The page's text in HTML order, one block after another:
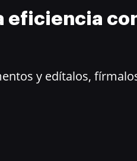
eficiencia
y edítalos,